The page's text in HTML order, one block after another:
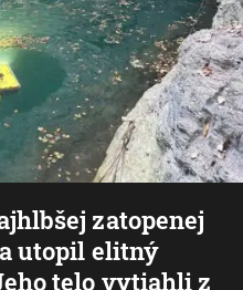
zatopenej
utopil elitný
telo vytiahli z